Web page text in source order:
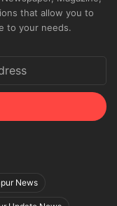
Magazine,
that allow you to
to your needs.
News